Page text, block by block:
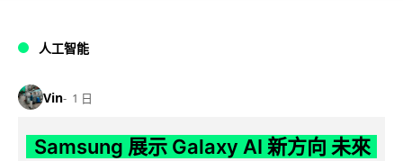
人工智能
Vin 1 日
Samsung 展示 Galaxy AI 新方向 未來